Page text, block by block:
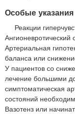
Особые указания
Реакции
Артериальная
баланса или
У пациентов со
лечение большими
симптоматическая
состояний
Вазотенз или